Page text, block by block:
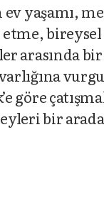
yaşamı,
arasında bir
göre
bir